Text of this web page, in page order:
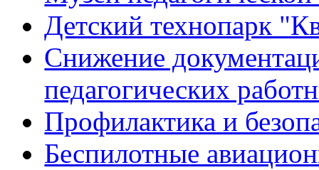
Детский технопарк
Снижение
педагогических
Профилактика и
Беспилотные